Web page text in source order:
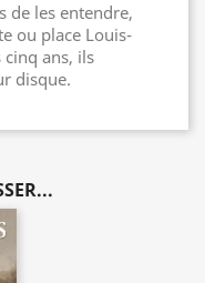
de les entendre,
ou place Louis-
cinq ans, ils
disque.